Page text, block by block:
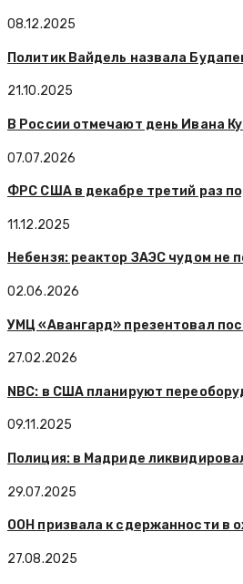
08.12.2025
Политик Вайдель назвала
21.10.2025
В России отмечают день Ивана
07.07.2026
ФРС США в декабре третий раз
11.12.2025
Небензя: реактор ЗАЭС чудом не
02.06.2026
УМЦ «Авангард» презентовал
27.02.2026
NBC: в США планируют
09.11.2025
Полиция: в Мадриде
29.07.2025
ООН призвала к сдержанности в
27.08.2025